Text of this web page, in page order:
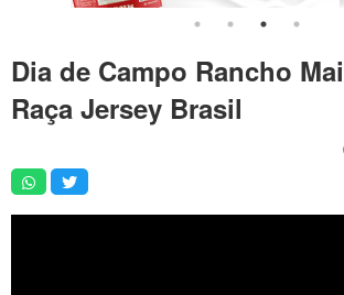
Vídeos
Podcasts
Institucional
Dia de Campo Rancho
Raça Jersey Brasil